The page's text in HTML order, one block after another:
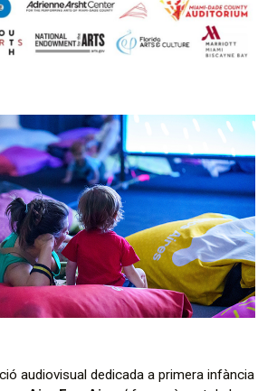
audiovisual dedicada a primera infància